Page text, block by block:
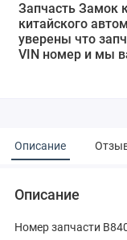
Запчасть Замок
китайского
уверены что
VIN номер и мы
Описание
Описание
Номер запчасти